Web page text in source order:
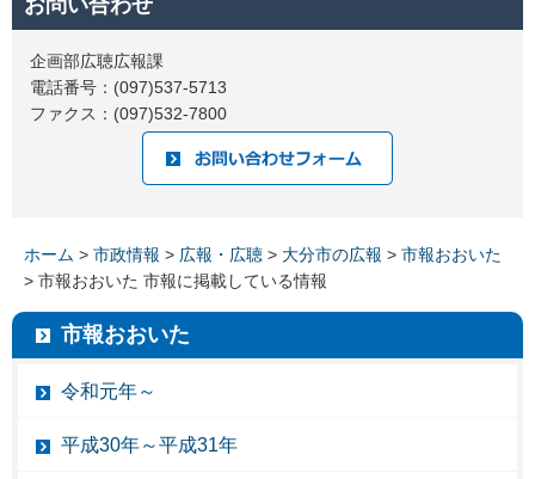
お問い合わせ
企画部広聴広報課
電話番号：(097)537-5713
ファクス：(097)532-7800
ホーム > 市政情報 > 広報・広聴 > 大分市の広報 > 市報おおいた
> 市報おおいた 市報に掲載している情報
市報おおいた
令和元年～
平成30年～平成31年